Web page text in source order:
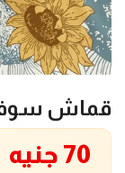
قماش
70 جنيه